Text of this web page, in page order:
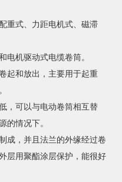
重式、力距电机式、磁滞
电机驱动式电缆卷筒。
起和放出，主要用于起重
，可以与电动卷筒相互替
的情况下。
成，并且法兰的外缘经过卷
层用聚酯涂层保护，能很好